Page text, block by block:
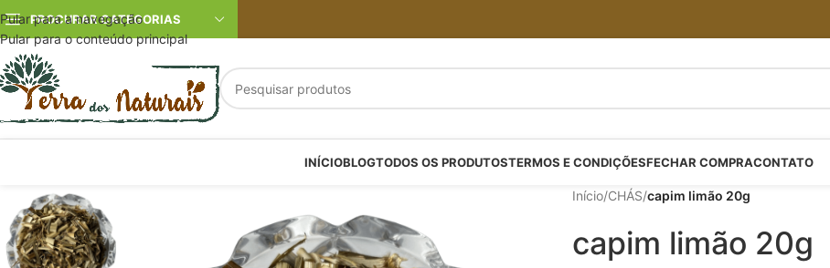
Pular para a navegação
Pular para o conteúdo principal
PROCURAR CATEGORIAS
INÍCIOBLOGTODOS OS PRODUTOSTERMOS E CONDIÇÕESFECHAR COMPRACONTATO
Início/CHÁS/capim limão 20g
capim limão 20g